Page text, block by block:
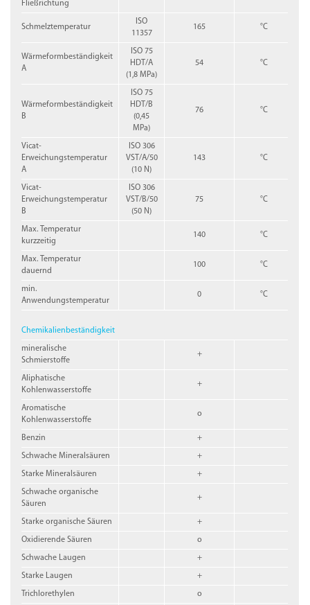
Fließrichtung
Schmelztemperatur
ISO
11357
165 °C
Wärmeformbeständigkeit
A
ISO 75
HDT/A
(1,8 MPa)
54 °C
Wärmeformbeständigkeit
B
ISO 75
HDT/B
(0,45
MPa)
76 °C
Vicat-
Erweichungstemperatur
A
ISO 306
VST/A/50
(10 N)
143 °C
Vicat-
Erweichungstemperatur
B
ISO 306
VST/B/50
(50 N)
75 °C
Max. Temperatur
kurzzeitig
140 °C
Max. Temperatur
dauernd
100 °C
min.
Anwendungstemperatur
0 °C
Chemikalienbeständigkeit
mineralische
Schmierstoffe
+
Aliphatische
Kohlenwasserstoffe
+
Aromatische
Kohlenwasserstoffe
o
Benzin +
Schwache Mineralsäuren +
Starke Mineralsäuren +
Schwache organische
Säuren
+
Starke organische Säuren +
Oxidierende Säuren o
Schwache Laugen +
Starke Laugen +
Trichlorethylen o